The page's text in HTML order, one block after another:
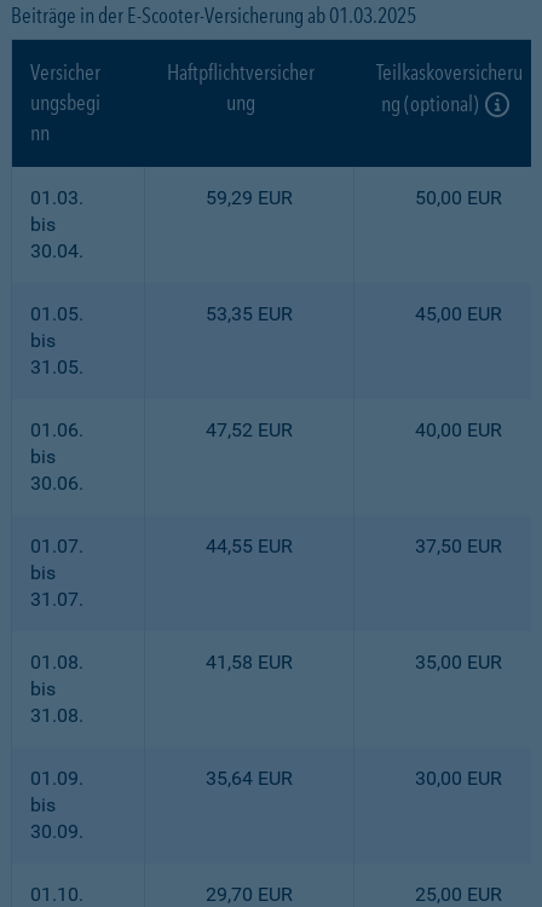
Beiträge in der E-Scooter-Versicherung ab 01.03.2025
Versicher
ungsbegi
nn
Haftpflichtversicher
ung
Teilkaskoversicheru
ng (optional)
01.03.
bis
30.04.
59,29 EUR 50,00 EUR
01.05.
bis
31.05.
53,35 EUR 45,00 EUR
01.06.
bis
30.06.
47,52 EUR 40,00 EUR
01.07.
bis
31.07.
44,55 EUR 37,50 EUR
01.08.
bis
31.08.
41,58 EUR 35,00 EUR
01.09.
bis
30.09.
35,64 EUR 30,00 EUR
01.10. 29,70 EUR 25,00 EUR